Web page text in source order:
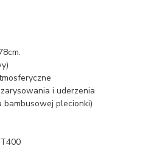
i uderzenia
plecionki)